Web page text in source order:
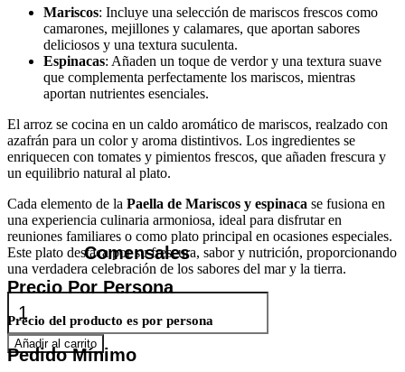
Mariscos: Incluye una selección de mariscos frescos como
camarones, mejillones y calamares, que aportan sabores
deliciosos y una textura suculenta.
Espinacas: Añaden un toque de verdor y una textura suave
que complementa perfectamente los mariscos, mientras
aportan nutrientes esenciales.
El arroz se cocina en un caldo aromático de mariscos, realzado con
azafrán para un color y aroma distintivos. Los ingredientes se
enriquecen con tomates y pimientos frescos, que añaden frescura y
un equilibrio natural al plato.
Cada elemento de la Paella de Mariscos y espinaca se fusiona en
una experiencia culinaria armoniosa, ideal para disfrutar en
reuniones familiares o como plato principal en ocasiones especiales.
Este plato destaca por su frescura, sabor y nutrición, proporcionando
una verdadera celebración de los sabores del mar y la tierra.
Paella
de
Mariscos
y
espinaca
Añadir al carrito
Comensales
Precio Por Persona
Precio del producto es por persona
Pedido Mínimo